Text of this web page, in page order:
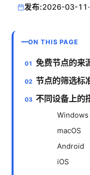
发布:2026-03-11 ·
ON THIS PAGE
免费节点的来
节点的筛选标
不同设备上的
Windows
macOS
Android
iOS